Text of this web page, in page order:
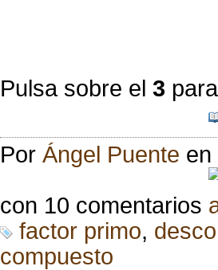
Pulsa sobre el 3
Por Ángel Puente en
con 10 comentarios
factor primo,
compuesto